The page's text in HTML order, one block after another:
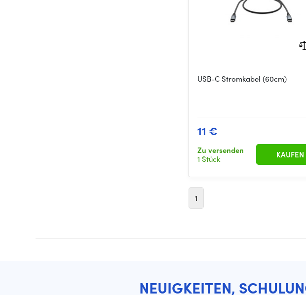
USB-C Stromkabel (60cm)
11 €
Zu versenden
1 Stück
KAUFEN
1
NEUIGKEITEN,